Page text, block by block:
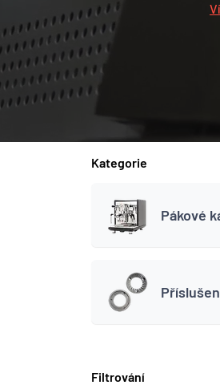
Kategorie
Pákové
Filtrování